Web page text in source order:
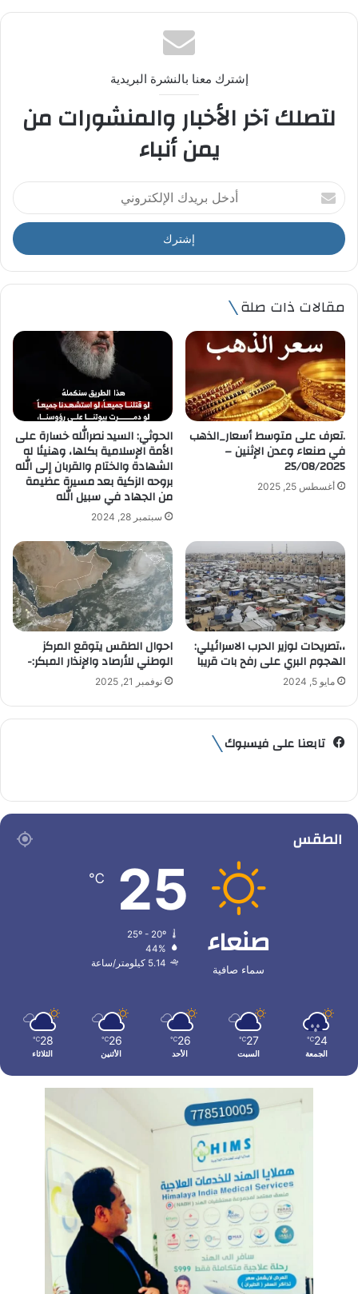
إشترك معنا بالنشرة البريدية
لتصلك آخر الأخبار والمنشورات من
يمن أنباء
أ
د
خ
ل
ر
د
ا
ل
إ
ل
ك
ر
و
ي
مقالات ذات صلة
.تعرف على متوسط أسعار_الذهب
في صنعاء وعدن الإثنين –
25/08/2025
أغسطس 25, 2025
الحوثي: السيد نصرالله خسارة على
الأمة الإسلامية بكلها، وهنيئا له
الشهادة والختام والقربان إلى الله
بروحه الزكية بعد مسيرة عظيمة
من الجهاد في سبيل الله
سبتمبر 28, 2024
،،تصريحات لوزير الحرب الاسرائيلي:
الهجوم البري على رفح بات قريبا
مايو 5, 2024
احوال الطقس يتوقع المركز
الوطني للأرصاد والإنذار المبكر:-
نوفمبر 21, 2025
تابعنا على فيسبوك
الطقس
صنعاء
سماء صافية
25
℃
25º - 20º
44%
5.14 كيلومتر/ساعة
24
℃
الجمعة
27
℃
السبت
26
℃
الأحد
26
℃
الأثنين
28
℃
الثلاثاء